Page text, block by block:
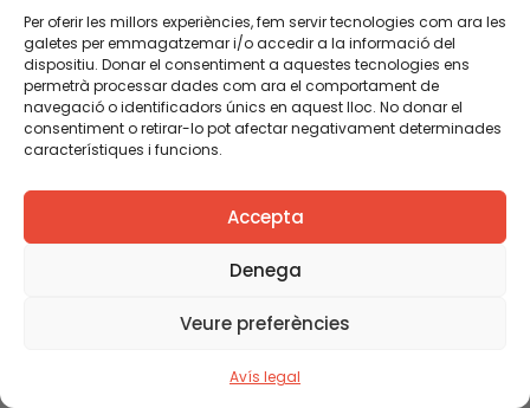
Per oferir les millors experiències, fem servir tecnologies com ara les
galetes per emmagatzemar i/o accedir a la informació del
dispositiu. Donar el consentiment a aquestes tecnologies ens
permetrà processar dades com ara el comportament de
navegació o identificadors únics en aquest lloc. No donar el
consentiment o retirar-lo pot afectar negativament determinades
característiques i funcions.
Accepta
Denega
Veure preferències
Avís legal